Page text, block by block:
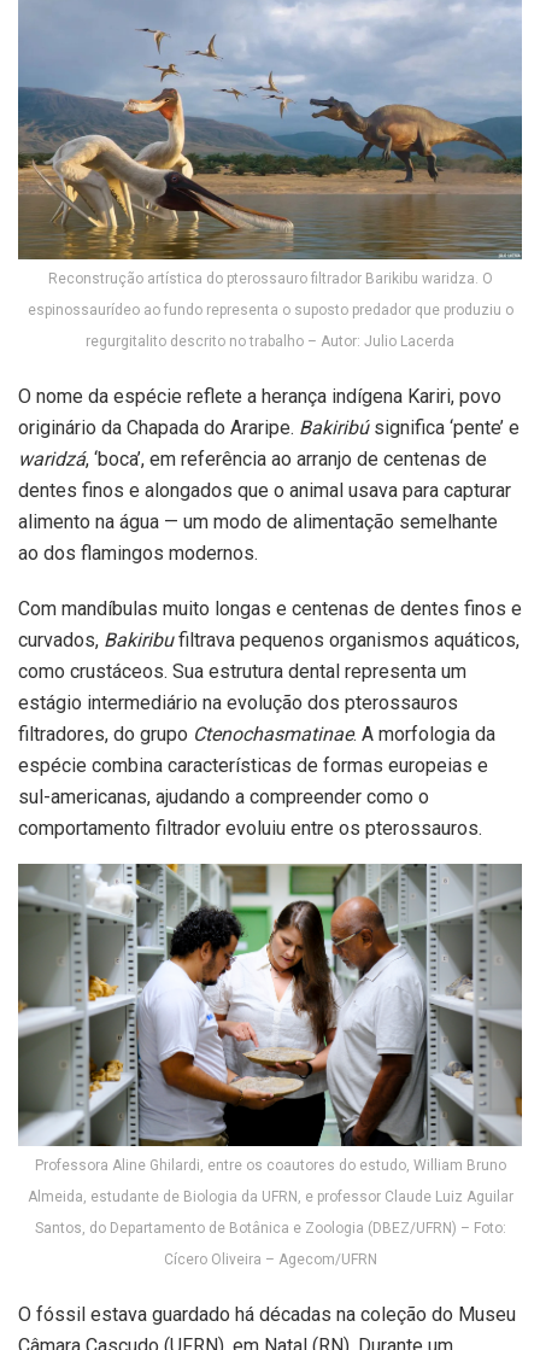
Reconstrução artística do pterossauro filtrador Barikibu waridza. O
espinossaurídeo ao fundo representa o suposto predador que produziu o
regurgitalito descrito no trabalho – Autor: Julio Lacerda
O nome da espécie reflete a herança indígena Kariri, povo
originário da Chapada do Araripe. Bakiribúsignifica ‘pente’ e
waridzá, ‘boca’, em referência ao arranjo de centenas de
dentes finos e alongados que o animal usava para capturar
alimento na água — um modo de alimentação semelhante
ao dos flamingos modernos.
Com mandíbulas muito longas e centenas de dentes finos e
curvados, Bakiribufiltrava pequenos organismos aquáticos,
como crustáceos. Sua estrutura dental representa um
estágio intermediário na evolução dos pterossauros
filtradores, do grupo Ctenochasmatinae. A morfologia da
espécie combina características de formas europeias e
sul-americanas, ajudando a compreender como o
comportamento filtrador evoluiu entre os pterossauros.
Professora Aline Ghilardi, entre os coautores do estudo, William Bruno
Almeida, estudante de Biologia da UFRN, e professor Claude Luiz Aguilar
Santos, do Departamento de Botânica e Zoologia (DBEZ/UFRN) – Foto:
Cícero Oliveira – Agecom/UFRN
O fóssil estava guardado há décadas na coleção do Museu